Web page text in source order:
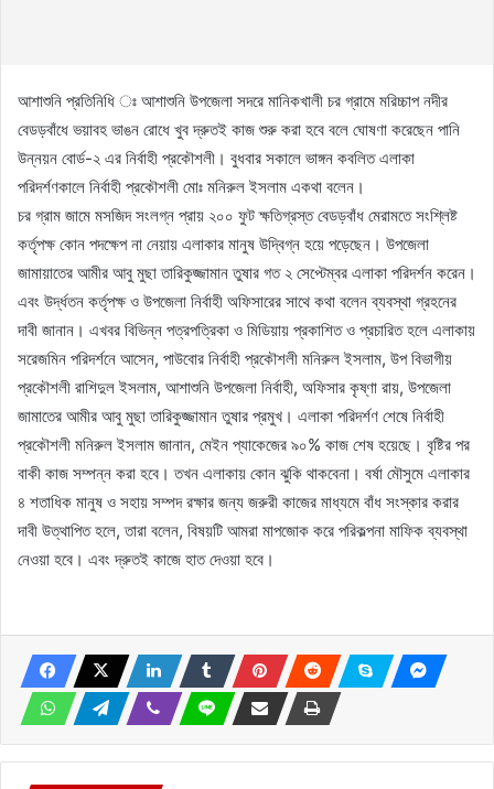
আশাশুনি প্রতিনিধি ঃ আশাশুনি উপজেলা সদরে মানিকখালী চর গ্রামে মরিচ্চাপ নদীর
বেডড়বাঁধে ভয়াবহ ভাঙন রোধে খুব দ্রুতই কাজ শুরু করা হবে বলে ঘোষণা করেছেন পানি
উন্নয়ন বোর্ড-২ এর নির্বাহী প্রকৌশলী। বুধবার সকালে ভাঙ্গন কবলিত এলাকা
পরিদর্শণকালে নির্বাহী প্রকৌশলী মোঃ মনিরুল ইসলাম একথা বলেন।
চর গ্রাম জামে মসজিদ সংলগ্ন প্রায় ২০০ ফুট ক্ষতিগ্রস্ত বেডড়বাঁধ মেরামতে সংশ্লিষ্ট
কর্তৃপক্ষ কোন পদক্ষেপ না নেয়ায় এলাকার মানুষ উদ্বিগ্ন হয়ে পড়েছেন। উপজেলা
জামায়াতের আমীর আবু মুছা তারিকুজ্জামান তুষার গত ২ সেপ্টেম্বর এলাকা পরিদর্শন করেন।
এবং উর্দ্ধতন কর্তৃপক্ষ ও উপজেলা নির্বাহী অফিসারের সাথে কথা বলেন ব্যবস্থা গ্রহনের
দাবী জানান। এখবর বিভিন্ন পত্রপত্রিকা ও মিডিয়ায় প্রকাশিত ও প্রচারিত হলে এলাকায়
সরেজমিন পরিদর্শনে আসেন, পাউবোর নির্বাহী প্রকৌশলী মনিরুল ইসলাম, উপ বিভাগীয়
প্রকৌশলী রাশিদুল ইসলাম, আশাশুনি উপজেলা নির্বাহী, অফিসার কৃষ্ণা রায়, উপজেলা
জামাতের আমীর আবু মুছা তারিকুজ্জামান তুষার প্রমুখ। এলাকা পরিদর্শণ শেষে নির্বাহী
প্রকৌশলী মনিরুল ইসলাম জানান, মেইন প্যাকেজের ৯০% কাজ শেষ হয়েছে। বৃষ্টির পর
বাকী কাজ সম্পন্ন করা হবে। তখন এলাকায় কোন ঝুকি থাকবেনা। বর্ষা মৌসুমে এলাকার
৪ শতাধিক মানুষ ও সহায় সম্পদ রক্ষার জন্য জরুরী কাজের মাধ্যমে বাঁধ সংস্কার করার
দাবী উত্থাপিত হলে, তারা বলেন, বিষয়টি আমরা মাপজোক করে পরিকল্পনা মাফিক ব্যবস্থা
নেওয়া হবে। এবং দ্রুতই কাজে হাত দেওয়া হবে।